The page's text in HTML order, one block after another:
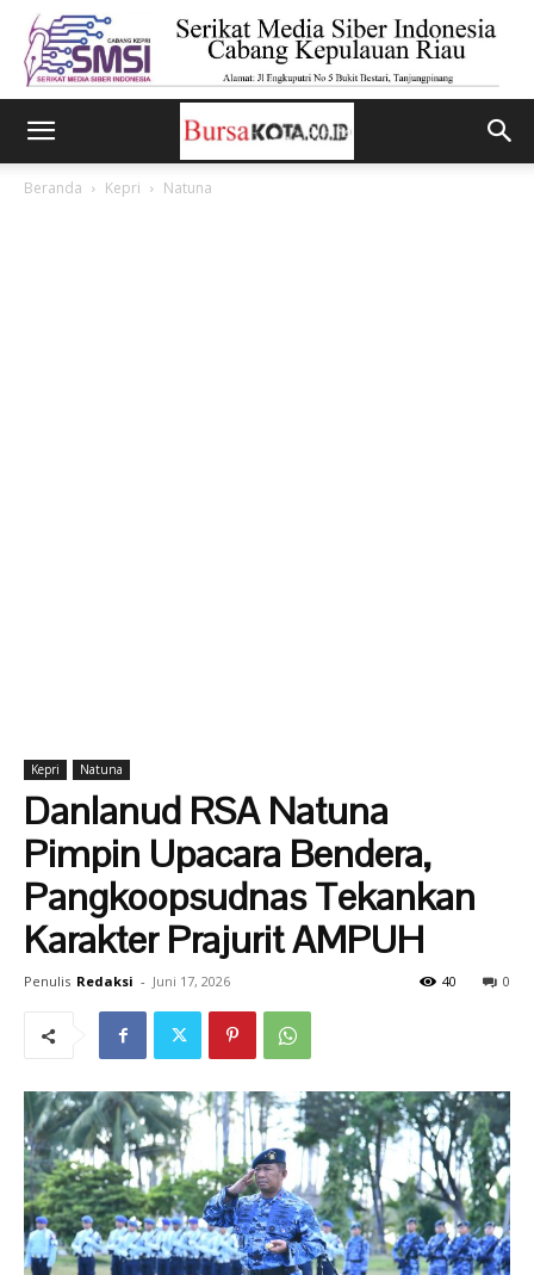
Beranda Kepri Natuna
Kepri Natuna
Danlanud RSA Natuna
Pimpin Upacara Bendera,
Pangkoopsudnas Tekankan
Karakter Prajurit AMPUH
Penulis Redaksi - Juni 17, 2026 0
40